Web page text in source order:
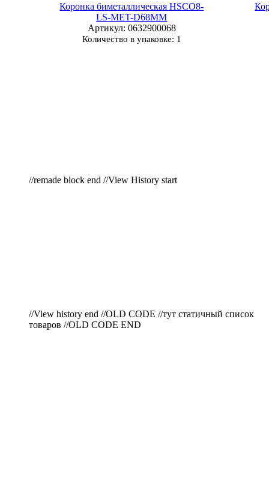
Коронка биметаллическая HSCO8-
LS-MET-D68MM
Артикул: 0632900068
Количество в упаковке: 1
//remade block end //View History start
//View history end //OLD CODE //тут статичный список
товаров //OLD CODE END